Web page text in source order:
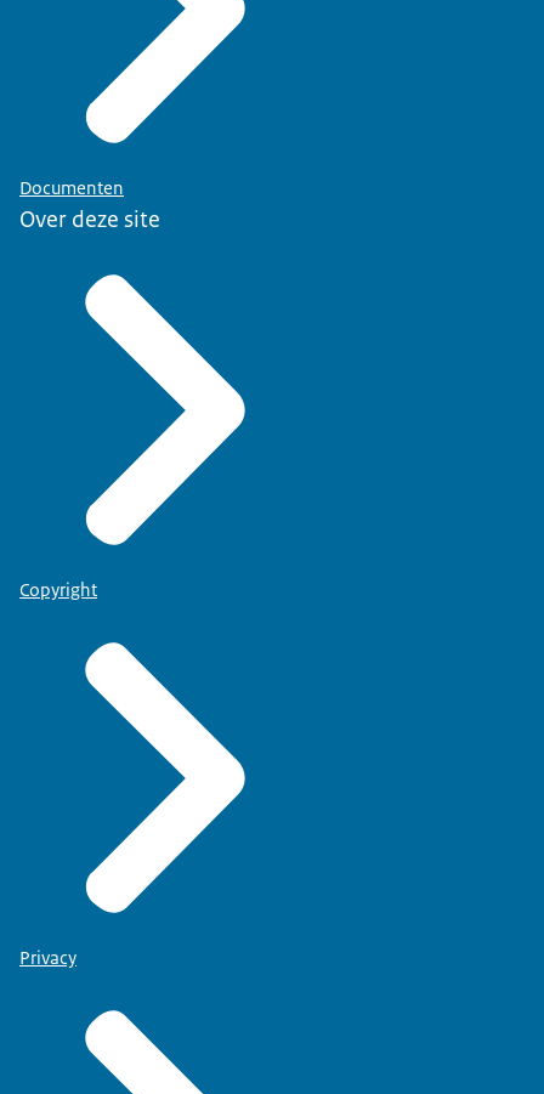
Documenten
Over deze site
Copyright
Privacy